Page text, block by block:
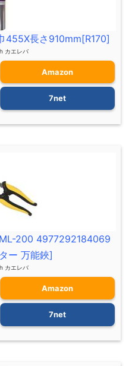
455X長さ910mm[R170]
カエレバ
Amazon
7net
200 4977292184069
ー 万能鋏]
カエレバ
Amazon
7net